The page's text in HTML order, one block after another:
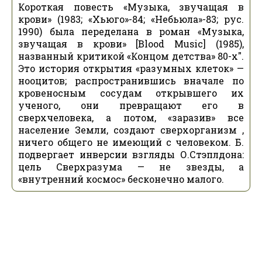
Короткая повесть «Музыка, звучащая в
крови» (1983; «Хьюго»-84; «Небьюла»-83; рус.
1990) была переделана в роман «Музыка,
звучащая в крови» [Blood Music] (1985),
названный критикой «Концом детства» 80-х".
Это история открытия «разумных клеток» —
нооцитов; распространившись вначале по
кровеносным сосудам открывшего их
ученого, они превращают его в
сверхчеловека, а потом, «заразив» все
население Земли, создают сверхорганизм ,
ничего общего не имеющий с человеком. Б.
подвергает инверсии взгляды О.Стэплдона:
цель Сверхразума — не звезды, а
«внутренний космос» бесконечно малого.